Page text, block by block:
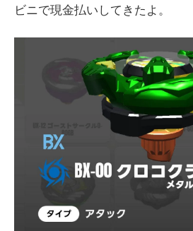
ビニで現金払いしてきたよ。